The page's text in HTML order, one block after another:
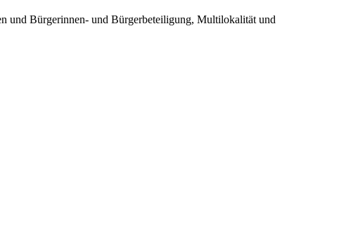
und Bürgerinnen- und Bürgerbeteiligung, Multilokalität und